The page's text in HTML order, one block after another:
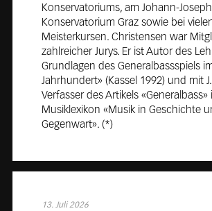
Konservatoriums, am Johann-
Konservatorium Graz sowie bei
Meisterkursen. Christensen war
zahlreicher Jurys. Er ist Autor des
Grundlagen des Generalbassspiels
Jahrhundert» (Kassel 1992) und mit
Verfasser des Artikels «Generalbass»
Musiklexikon «Musik in Geschichte
Gegenwart». (*)
13. Juli 2026